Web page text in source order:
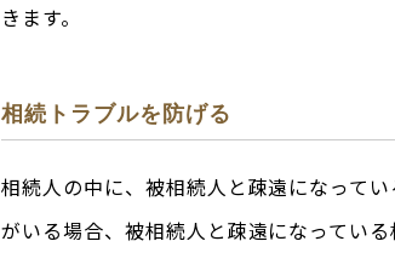
きます。
相続トラブルを防げる
相続人の中に、被相続人と疎遠になって
がいる場合、被相続人と疎遠になってい